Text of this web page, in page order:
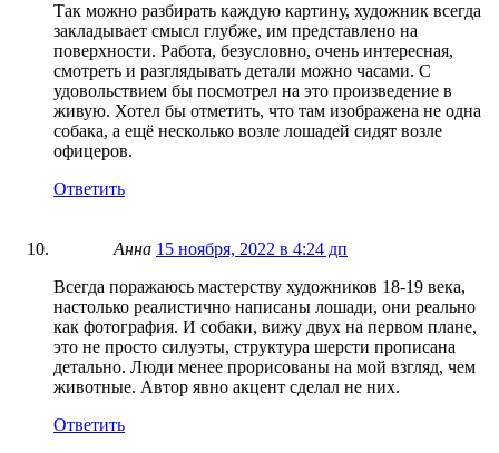
Так можно разбирать каждую картину, художник всегда
закладывает смысл глубже, им представлено на
поверхности. Работа, безусловно, очень интересная,
смотреть и разглядывать детали можно часами. С
удовольствием бы посмотрел на это произведение в
живую. Хотел бы отметить, что там изображена не одна
собака, а ещё несколько возле лошадей сидят возле
офицеров.
Ответить
Анна 15 ноября, 2022 в 4:24 дп
Всегда поражаюсь мастерству художников 18-19 века,
настолько реалистично написаны лошади, они реально
как фотография. И собаки, вижу двух на первом плане,
это не просто силуэты, структура шерсти прописана
детально. Люди менее прорисованы на мой взгляд, чем
животные. Автор явно акцент сделал не них.
Ответить